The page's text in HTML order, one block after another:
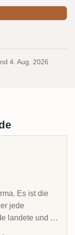
4. Aug. 2026
Es ist die
jede
landete und in